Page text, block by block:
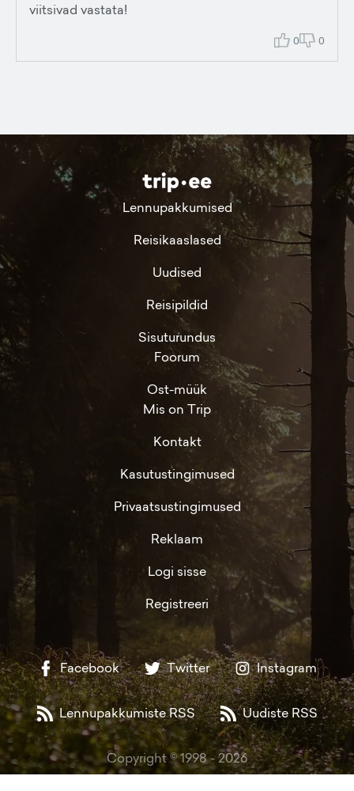
viitsivad vastata!
0 0
Lennupakkumised
Reisikaaslased
Uudised
Reisipildid
Sisuturundus
Foorum
Ost-müük
Mis on Trip
Kontakt
Kasutustingimused
Privaatsustingimused
Reklaam
Logi sisse
Registreeri
Facebook Twitter Instagram
Lennupakkumiste RSS Uudiste RSS
Copyright © 1998 -2026